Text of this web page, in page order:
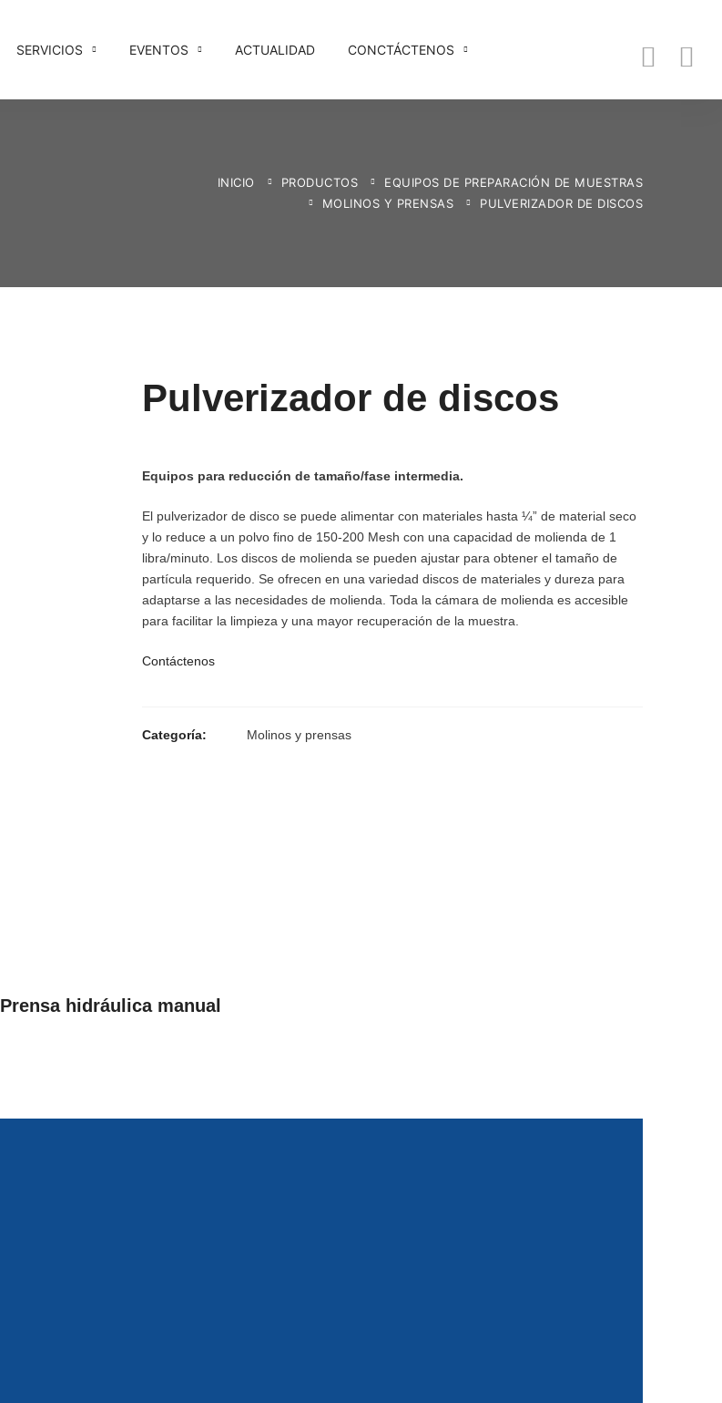
SERVICIOS EVENTOS ACTUALIDAD CONCTÁCTENOS
INICIO PRODUCTOS
EQUIPOS DE PREPARACIÓN DE MUESTRAS
MOLINOS Y PRENSAS
PULVERIZADOR DE DISCOS
Pulverizador de discos
Equipos para reducción de tamaño/fase intermedia.
El pulverizador de disco se puede alimentar con materiales hasta ¼” de material seco
y lo reduce a un polvo fino de 150-200 Mesh con una capacidad de molienda de 1
libra/minuto. Los discos de molienda se pueden ajustar para obtener el tamaño de
partícula requerido. Se ofrecen en una variedad discos de materiales y dureza para
adaptarse a las necesidades de molienda. Toda la cámara de molienda es accesible
para facilitar la limpieza y una mayor recuperación de la muestra.
Contáctenos
Categoría: Molinos y prensas
Prensa hidráulica manual